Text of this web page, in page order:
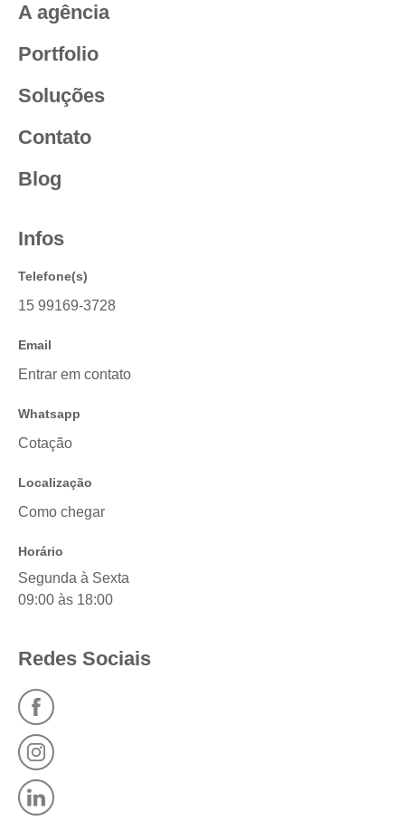
A agência
Portfolio
Soluções
Contato
Blog
Infos
Telefone(s)
15 99169-3728
Email
Entrar em contato
Whatsapp
Cotação
Localização
Como chegar
Horário
Segunda à Sexta
09:00 às 18:00
Redes Sociais